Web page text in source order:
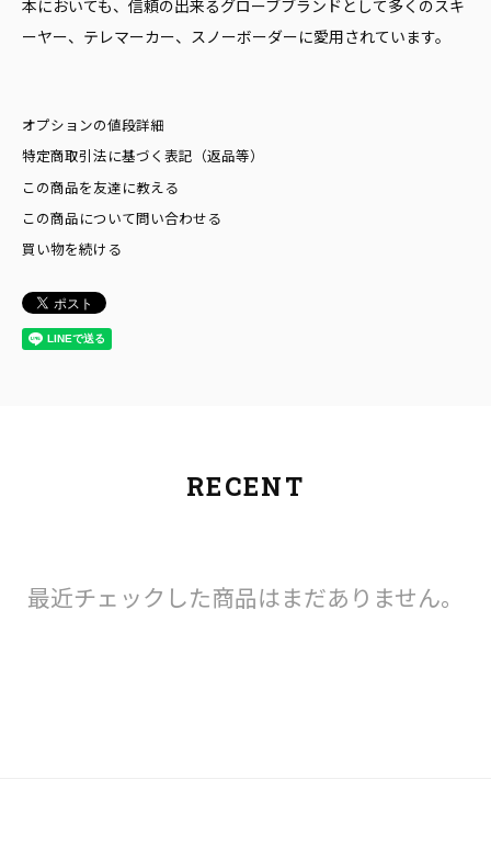
本においても、信頼の出来るグローブブランドとして多くのスキ
ーヤー、テレマーカー、スノーボーダーに愛用されています。
オプションの値段詳細
特定商取引法に基づく表記（返品等）
この商品を友達に教える
この商品について問い合わせる
買い物を続ける
RECENT
最近チェックした商品はまだありません。